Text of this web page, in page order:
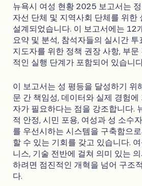
뉴욕시 여성 현황 2025 보고서는
자선 단체 및 지역사회 단체를 위한
설계되었습니다. 이 보고서에는 12
요약 및 분석, 참석자들의 실시간 투
지도자를 위한 정책 권장 사항, 부
적인 실행 단계가 포함되어 있습니
이 보고서는 성 평등을 달성하기 위
문 간 책임성, 데이터와 실제 경험
자가 필요하다는 점을 강조합니다.
적 안정, 시민 포용, 여성과 성 소수
를 우선시하는 시스템을 구축함으
할 수 있는 기회를 갖고 있습니다.
니스, 기술 전반에 걸쳐 의미 있는
하려면 점진적인 개혁을 넘어 구조
다.